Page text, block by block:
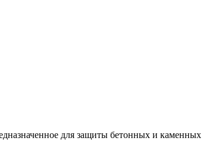
для защиты бетонных и каменных